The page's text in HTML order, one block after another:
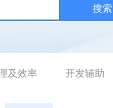
搜索
及效率 开发辅助